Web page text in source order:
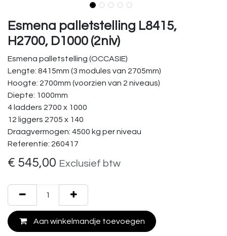
Esmena palletstelling L8415,
H2700, D1000 (2niv)
Esmena palletstelling (OCCASIE)
Lengte: 8415mm (3 modules van 2705mm)
Hoogte: 2700mm (voorzien van 2 niveaus)
Diepte: 1000mm
4 ladders 2700 x 1000
12 liggers 2705 x 140
Draagvermogen: 4500 kg per niveau
Referentie: 260417
€ 545,00 Exclusief btw
Aan winkelmandje toevoegen